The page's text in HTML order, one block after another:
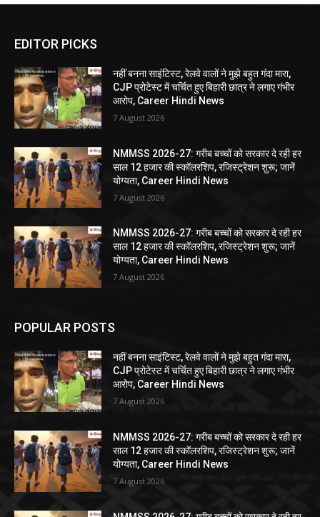
EDITOR PICKS
नहीं बनना साइंटिस्ट, रेलवे वालों ने मुझे बहुत गंदा मारा,
CJP प्रोटेस्ट में चर्चित हुए बिहारी छात्र ने लगाए गंभीर
आरोप, Career Hindi News
7 August 2026
NMMSS 2026-27: गरीब बच्चों को सरकार दे रही हर
साल 12 हजार की स्कॉलरशिप, रजिस्ट्रेशन शुरू; जानें
योग्यता, Career Hindi News
7 August 2026
NMMSS 2026-27: गरीब बच्चों को सरकार दे रही हर
साल 12 हजार की स्कॉलरशिप, रजिस्ट्रेशन शुरू; जानें
योग्यता, Career Hindi News
7 August 2026
POPULAR POSTS
नहीं बनना साइंटिस्ट, रेलवे वालों ने मुझे बहुत गंदा मारा,
CJP प्रोटेस्ट में चर्चित हुए बिहारी छात्र ने लगाए गंभीर
आरोप, Career Hindi News
7 August 2026
NMMSS 2026-27: गरीब बच्चों को सरकार दे रही हर
साल 12 हजार की स्कॉलरशिप, रजिस्ट्रेशन शुरू; जानें
योग्यता, Career Hindi News
7 August 2026